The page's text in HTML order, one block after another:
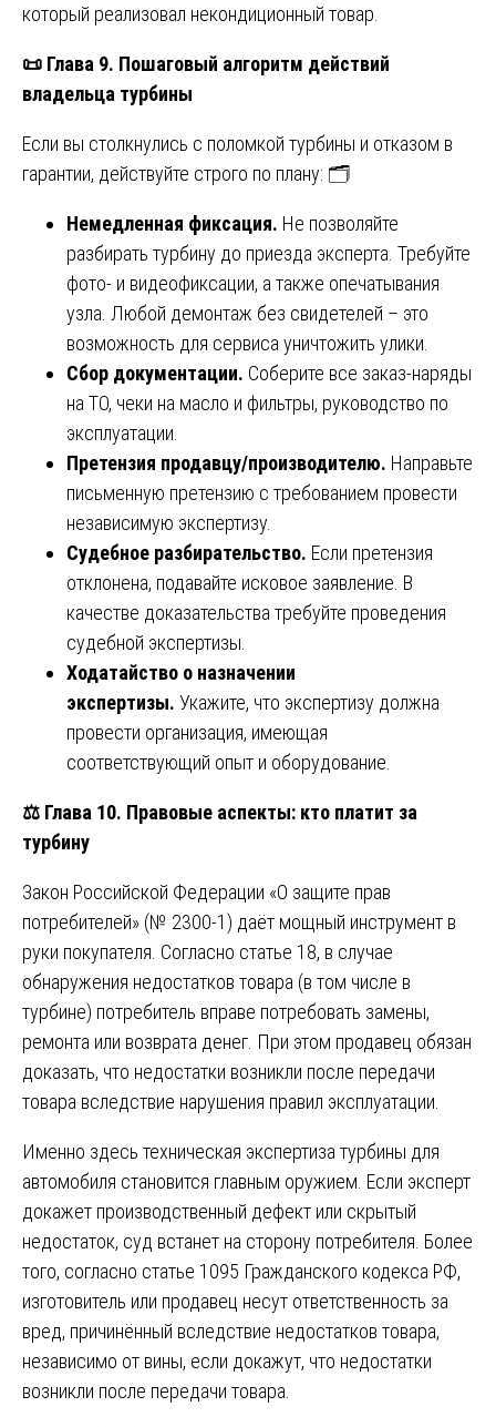
который реализовал некондиционный товар.
📜 Глава 9. Пошаговый алгоритм действий
владельца турбины
Если вы столкнулись с поломкой турбины и отказом в
гарантии, действуйте строго по плану: 🗂️
Немедленная фиксация. Не позволяйте
разбирать турбину до приезда эксперта. Требуйте
фото- и видеофиксации, а также опечатывания
узла. Любой демонтаж без свидетелей – это
возможность для сервиса уничтожить улики.
Сбор документации. Соберите все заказ-наряды
на ТО, чеки на масло и фильтры, руководство по
эксплуатации.
Претензия продавцу/производителю. Направьте
письменную претензию с требованием провести
независимую экспертизу.
Судебное разбирательство. Если претензия
отклонена, подавайте исковое заявление. В
качестве доказательства требуйте проведения
судебной экспертизы.
Ходатайство о назначении
экспертизы. Укажите, что экспертизу должна
провести организация, имеющая
соответствующий опыт и оборудование.
⚖️ Глава 10. Правовые аспекты: кто платит за
турбину
Закон Российской Федерации «О защите прав
потребителей» (№ 2300-1) даёт мощный инструмент в
руки покупателя. Согласно статье 18, в случае
обнаружения недостатков товара (в том числе в
турбине) потребитель вправе потребовать замены,
ремонта или возврата денег. При этом продавец обязан
доказать, что недостатки возникли после передачи
товара вследствие нарушения правил эксплуатации.
Именно здесь техническая экспертиза турбины для
автомобиля становится главным оружием. Если эксперт
докажет производственный дефект или скрытый
недостаток, суд встанет на сторону потребителя. Более
того, согласно статье 1095 Гражданского кодекса РФ,
изготовитель или продавец несут ответственность за
вред, причинённый вследствие недостатков товара,
независимо от вины, если докажут, что недостатки
возникли после передачи товара.